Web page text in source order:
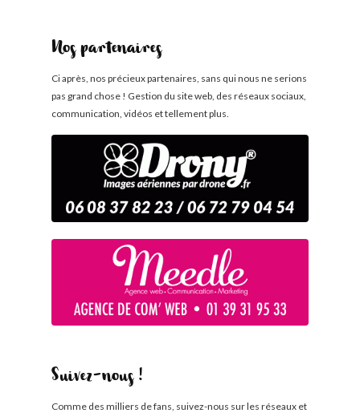
Nos partenaires
Ci après, nos précieux partenaires, sans qui nous ne serions
pas grand chose ! Gestion du site web, des réseaux sociaux,
communication, vidéos et tellement plus.
Suivez-nous !
Comme des milliers de fans, suivez-nous sur les réseaux et